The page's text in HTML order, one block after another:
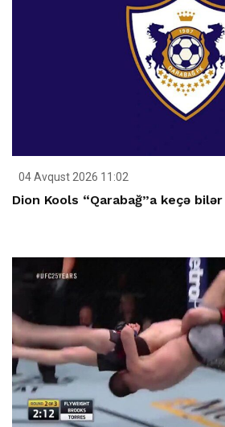
04 Avqust 2026 11:02
Dion Kools “Qarabağ”a keçə bilər